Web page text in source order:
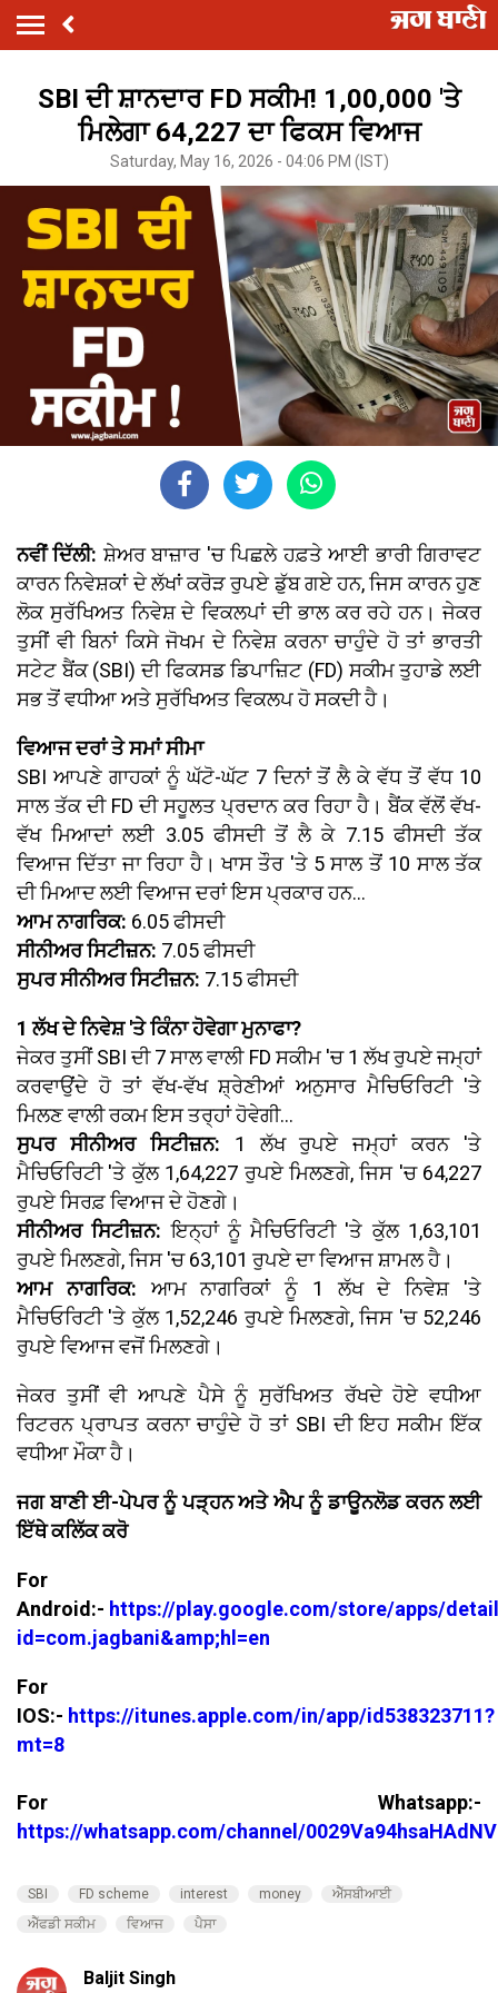
SBI ਦੀ ਸ਼ਾਨਦਾਰ FD ਸਕੀਮ! 1,00,000 'ਤੇ
ਮਿਲੇਗਾ 64,227 ਦਾ ਫਿਕਸ ਵਿਆਜ
Saturday, May 16, 2026 - 04:06 PM (IST)
ਨਵੀਂ ਦਿੱਲੀ: ਸ਼ੇਅਰ ਬਾਜ਼ਾਰ 'ਚ ਪਿਛਲੇ ਹਫ਼ਤੇ ਆਈ ਭਾਰੀ ਗਿਰਾਵਟ
ਕਾਰਨ ਨਿਵੇਸ਼ਕਾਂ ਦੇ ਲੱਖਾਂ ਕਰੋੜ ਰੁਪਏ ਡੁੱਬ ਗਏ ਹਨ, ਜਿਸ ਕਾਰਨ ਹੁਣ
ਲੋਕ ਸੁਰੱਖਿਅਤ ਨਿਵੇਸ਼ ਦੇ ਵਿਕਲਪਾਂ ਦੀ ਭਾਲ ਕਰ ਰਹੇ ਹਨ। ਜੇਕਰ
ਤੁਸੀਂ ਵੀ ਬਿਨਾਂ ਕਿਸੇ ਜੋਖਮ ਦੇ ਨਿਵੇਸ਼ ਕਰਨਾ ਚਾਹੁੰਦੇ ਹੋ ਤਾਂ ਭਾਰਤੀ
ਸਟੇਟ ਬੈਂਕ (SBI) ਦੀ ਫਿਕਸਡ ਡਿਪਾਜ਼ਿਟ (FD) ਸਕੀਮ ਤੁਹਾਡੇ ਲਈ
ਸਭ ਤੋਂ ਵਧੀਆ ਅਤੇ ਸੁਰੱਖਿਅਤ ਵਿਕਲਪ ਹੋ ਸਕਦੀ ਹੈ।
ਵਿਆਜ ਦਰਾਂ ਤੇ ਸਮਾਂ ਸੀਮਾ
SBI ਆਪਣੇ ਗਾਹਕਾਂ ਨੂੰ ਘੱਟੋ-ਘੱਟ 7 ਦਿਨਾਂ ਤੋਂ ਲੈ ਕੇ ਵੱਧ ਤੋਂ ਵੱਧ 10
ਸਾਲ ਤੱਕ ਦੀ FD ਦੀ ਸਹੂਲਤ ਪ੍ਰਦਾਨ ਕਰ ਰਿਹਾ ਹੈ। ਬੈਂਕ ਵੱਲੋਂ ਵੱਖ-
ਵੱਖ ਮਿਆਦਾਂ ਲਈ 3.05 ਫੀਸਦੀ ਤੋਂ ਲੈ ਕੇ 7.15 ਫੀਸਦੀ ਤੱਕ
ਵਿਆਜ ਦਿੱਤਾ ਜਾ ਰਿਹਾ ਹੈ। ਖਾਸ ਤੌਰ 'ਤੇ 5 ਸਾਲ ਤੋਂ 10 ਸਾਲ ਤੱਕ
ਦੀ ਮਿਆਦ ਲਈ ਵਿਆਜ ਦਰਾਂ ਇਸ ਪ੍ਰਕਾਰ ਹਨ...
ਆਮ ਨਾਗਰਿਕ: 6.05 ਫੀਸਦੀ
ਸੀਨੀਅਰ ਸਿਟੀਜ਼ਨ: 7.05 ਫੀਸਦੀ
ਸੁਪਰ ਸੀਨੀਅਰ ਸਿਟੀਜ਼ਨ: 7.15 ਫੀਸਦੀ
1 ਲੱਖ ਦੇ ਨਿਵੇਸ਼ 'ਤੇ ਕਿੰਨਾ ਹੋਵੇਗਾ ਮੁਨਾਫਾ?
ਜੇਕਰ ਤੁਸੀਂ SBI ਦੀ 7 ਸਾਲ ਵਾਲੀ FD ਸਕੀਮ 'ਚ 1 ਲੱਖ ਰੁਪਏ ਜਮ੍ਹਾਂ
ਕਰਵਾਉਂਦੇ ਹੋ ਤਾਂ ਵੱਖ-ਵੱਖ ਸ਼੍ਰੇਣੀਆਂ ਅਨੁਸਾਰ ਮੈਚਿਓਰਿਟੀ 'ਤੇ
ਮਿਲਣ ਵਾਲੀ ਰਕਮ ਇਸ ਤਰ੍ਹਾਂ ਹੋਵੇਗੀ...
ਸੁਪਰ ਸੀਨੀਅਰ ਸਿਟੀਜ਼ਨ: 1 ਲੱਖ ਰੁਪਏ ਜਮ੍ਹਾਂ ਕਰਨ 'ਤੇ
ਮੈਚਿਓਰਿਟੀ 'ਤੇ ਕੁੱਲ 1,64,227 ਰੁਪਏ ਮਿਲਣਗੇ, ਜਿਸ 'ਚ 64,227
ਰੁਪਏ ਸਿਰਫ਼ ਵਿਆਜ ਦੇ ਹੋਣਗੇ।
ਸੀਨੀਅਰ ਸਿਟੀਜ਼ਨ: ਇਨ੍ਹਾਂ ਨੂੰ ਮੈਚਿਓਰਿਟੀ 'ਤੇ ਕੁੱਲ 1,63,101
ਰੁਪਏ ਮਿਲਣਗੇ, ਜਿਸ 'ਚ 63,101 ਰੁਪਏ ਦਾ ਵਿਆਜ ਸ਼ਾਮਲ ਹੈ।
ਆਮ ਨਾਗਰਿਕ: ਆਮ ਨਾਗਰਿਕਾਂ ਨੂੰ 1 ਲੱਖ ਦੇ ਨਿਵੇਸ਼ 'ਤੇ
ਮੈਚਿਓਰਿਟੀ 'ਤੇ ਕੁੱਲ 1,52,246 ਰੁਪਏ ਮਿਲਣਗੇ, ਜਿਸ 'ਚ 52,246
ਰੁਪਏ ਵਿਆਜ ਵਜੋਂ ਮਿਲਣਗੇ।
ਜੇਕਰ ਤੁਸੀਂ ਵੀ ਆਪਣੇ ਪੈਸੇ ਨੂੰ ਸੁਰੱਖਿਅਤ ਰੱਖਦੇ ਹੋਏ ਵਧੀਆ
ਰਿਟਰਨ ਪ੍ਰਾਪਤ ਕਰਨਾ ਚਾਹੁੰਦੇ ਹੋ ਤਾਂ SBI ਦੀ ਇਹ ਸਕੀਮ ਇੱਕ
ਵਧੀਆ ਮੌਕਾ ਹੈ।
ਜਗ ਬਾਣੀ ਈ-ਪੇਪਰ ਨੂੰ ਪੜ੍ਹਨ ਅਤੇ ਐਪ ਨੂੰ ਡਾਊਨਲੋਡ ਕਰਨ ਲਈ
ਇੱਥੇ ਕਲਿੱਕ ਕਰੋ
For
Android:- https://play.google.com/store/apps/
id=com.jagbani&amp;hl=en
For
IOS:- https://itunes.apple.com/in/app/id538323711?
mt=8
For Whatsapp:-
https://whatsapp.com/channel/
SBI FD scheme interest money
ਐੱਸਬੀਆਈ
ਐੱਫਡੀ ਸਕੀਮ
ਵਿਆਜ ਪੈਸਾ
Baljit Singh